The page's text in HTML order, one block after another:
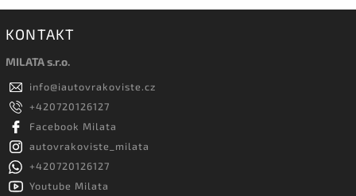
KONTAKT
MILATA s.r.o.
info@iautovrakoviste.cz
+420720126127
Facebook Milata
autovrakoviste_milata
+420720126127
Youtube Milata